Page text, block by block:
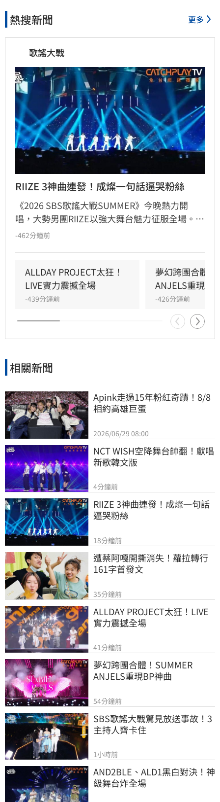
熱搜新聞 更多
歌謠大戰
RIIZE 3神曲連發！成燦一句話逼哭粉絲
《2026 SBS歌謠大戰SUMMER》今晚熱力開
唱，大勢男團RIIZE以強大舞台魅力征服全場。他
們帶來〈Like a Bomb〉、〈Do your dance〉及
現招牌高難度刀群舞，將太郎的俐落Solo更引爆
全場尖叫。此外，團員們與粉絲的溫馨互動也成
為亮點，成燦的主持表現獲隊友與粉絲盛讚。
RIIZE以極具感染力的演出與自由奔放的化學反
應，成功將現場氣氛推向最高潮，再次證明新生
代男團的頂尖實力。
-462分鐘前
ALLDAY PROJECT太狂！
LIVE實力震撼全場
-439分鐘前
夢幻跨團合體！
ANJELS重現BP
-426分鐘前
相關新聞
Apink走過15年粉紅奇蹟！8/8
相約高雄巨蛋
2026/06/29 08:00
NCT WISH空降舞台帥翻！獻唱
新歌韓文版
4分鐘前
RIIZE 3神曲連發！成燦一句話
逼哭粉絲
18分鐘前
遭蔡阿嘎開撕消失！蘿拉轉行
161字首發文
35分鐘前
ALLDAY PROJECT太狂！LIVE
實力震撼全場
41分鐘前
夢幻跨團合體！SUMMER
ANJELS重現BP神曲
54分鐘前
SBS歌謠大戰驚見放送事故！3
主持人齊卡住
1小時前
AND2BLE、ALD1黑白對決！神
級舞台炸全場